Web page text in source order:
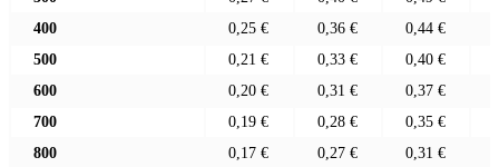
400
0,25 € 0,36 € 0,44 €
500
0,21 € 0,33 € 0,40 €
600
0,20 € 0,31 € 0,37 €
700
0,19 € 0,28 € 0,35 €
800
0,17 € 0,27 € 0,31 €